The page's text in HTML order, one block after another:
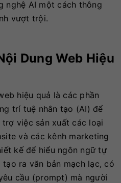
nghệ AI một cách thông
vượt trội.
Dung Web Hiệu
hiệu quả là các phần
trí tuệ nhân tạo (AI) để
việc sản xuất các loại
và các kênh marketing
kế để hiểu ngôn ngữ tự
ra văn bản mạch lạc, có
cầu (prompt) mà người